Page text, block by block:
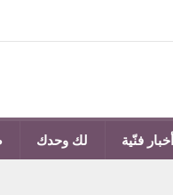
أخبار فنّية لك وحدك